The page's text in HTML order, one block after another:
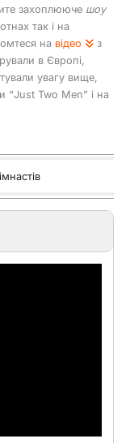
захоплююче шоу
так і на
на відео
з
в Європі,
увагу вище,
“Just Two Men” і на